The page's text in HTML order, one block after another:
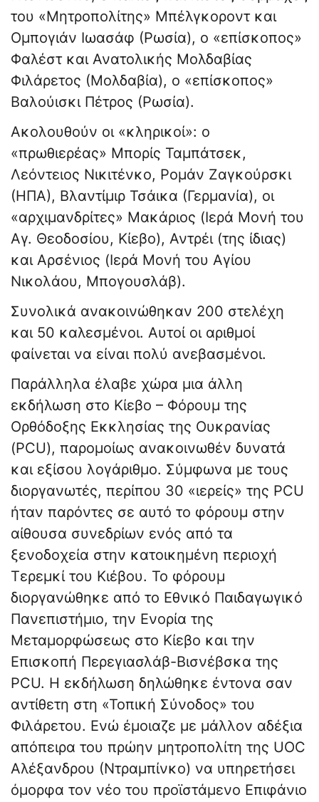
του «Μητροπολίτης» Μπέλγκοροντ και
Ομπογιάν Ιωασάφ (Ρωσία), ο «επίσκοπος»
Φαλέστ και Ανατολικής Μολδαβίας
Φιλάρετος (Μολδαβία), ο «επίσκοπος»
Βαλούισκι Πέτρος (Ρωσία).
Ακολουθούν οι «κληρικοί»: ο
«πρωθιερέας» Μπορίς Ταμπάτσεκ,
Λεόντειος Νικιτένκο, Ρομάν Ζαγκούρσκι
(ΗΠΑ), Βλαντίμιρ Τσάικα (Γερμανία), οι
«αρχιμανδρίτες» Μακάριος (Ιερά Μονή του
Αγ. Θεοδοσίου, Κίεβο), Αντρέι (της ίδιας)
και Αρσένιος (Ιερά Μονή του Αγίου
Νικολάου, Μπογουσλάβ).
Συνολικά ανακοινώθηκαν 200 στελέχη
και 50 καλεσμένοι. Αυτοί οι αριθμοί
φαίνεται να είναι πολύ ανεβασμένοι.
Παράλληλα έλαβε χώρα μια άλλη
εκδήλωση στο Κίεβο – Φόρουμ της
Ορθόδοξης Εκκλησίας της Ουκρανίας
(PCU), παρομοίως ανακοινωθέν δυνατά
και εξίσου λογάριθμο. Σύμφωνα με τους
διοργανωτές, περίπου 30 «ιερείς» της PCU
ήταν παρόντες σε αυτό το φόρουμ στην
αίθουσα συνεδρίων ενός από τα
ξενοδοχεία στην κατοικημένη περιοχή
Τερεμκί του Κιέβου. Το φόρουμ
διοργανώθηκε από το Εθνικό Παιδαγωγικό
Πανεπιστήμιο, την Ενορία της
Μεταμορφώσεως στο Κίεβο και την
Επισκοπή Περεγιασλάβ-Βισνέβσκα της
PCU. Η εκδήλωση δηλώθηκε έντονα σαν
αντίθετη στη «Τοπική Σύνοδος» του
Φιλάρετου. Ενώ έμοιαζε με μάλλον αδέξια
απόπειρα του πρώην μητροπολίτη της UOC
Αλέξανδρου (Ντραμπίνκο) να υπηρετήσει
όμορφα τον νέο του προϊστάμενο Επιφάνιο